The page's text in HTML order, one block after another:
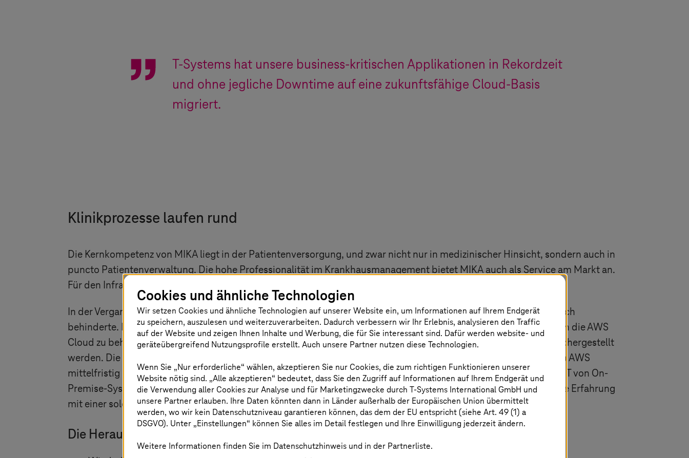
T-Systems hat unsere business-kritischen Applikationen in Rekordzeit
und ohne jegliche Downtime auf eine zukunftsfähige Cloud-Basis
migriert.
Klinikprozesse laufen rund
Die Kernkompetenz von MIKA liegt in der Patientenversorgung, und zwar nicht nur in medizinischer Hinsicht, sondern auch in
puncto Patientenverwaltung. Die hohe Professionalität im Krankhausmanagement bietet MIKA auch als Service am Markt an.
Für den Infrastrukturbetrieb der SAP-Systeme greift der Gesundheitsdienstleister auf externe IT-Provider zurück.
In der Vergangenheit kam es wiederholt zu Ausfällen der klinischen IT, was die Versorgung der Patienten maßgeblich
behinderte. MIKA entschied sich daher, den traditionellen On-Premise-Betrieb durch einen Transfer der Systeme in die AWS
Cloud zu beheben. Damit sollte die Verfügbarkeit der Services, insbesondere für kritische Business-Workloads, sichergestellt
werden. Die Perspektive für eine zukunftsorientierte Aufstellung war klar – insbesondere vor dem Hintergrund, da AWS
mittelfristig eine neue Cloud-Region in Indonesien errichten will. Doch der Transfer der kompletten Krankenhaus-IT von On-
Premise-Systemen in die Public Cloud war eine Herausforderung für das Krankenhaus. Das IT-Personal hatte keine Erfahrung
mit einer solchen Migration.
Die Herausforderung
Cookies und ähnliche Technologien
Wir setzen Cookies und ähnliche Technologien auf unserer Website ein, um Informationen auf Ihrem Endgerät
zu speichern, auszulesen und weiterzuverarbeiten. Dadurch verbessern wir Ihr Erlebnis, analysieren den Traffic
auf der Website und zeigen Ihnen Inhalte und Werbung, die für Sie interessant sind. Dafür werden website- und
geräteübergreifend Nutzungsprofile erstellt. Auch unsere Partner nutzen diese Technologien.
Wenn Sie „Nur erforderliche“ wählen, akzeptieren Sie nur Cookies, die zum richtigen Funktionieren unserer
Website nötig sind. „Alle akzeptieren“ bedeutet, dass Sie den Zugriff auf Informationen auf Ihrem Endgerät und
die Verwendung aller Cookies zur Analyse und für Marketingzwecke durchT-Systems International GmbH und
unsere Partner erlauben. Ihre Daten könnten dann in Länder außerhalb der Europäischen Union übermittelt
werden, wo wir kein Datenschutzniveau garantieren können, das dem der EU entspricht (siehe Art. 49 (1) a
DSGVO). Unter „Einstellungen“ können Sie alles im Detail festlegen und Ihre Einwilligung jederzeit ändern.
Weitere Informationen finden Sie im Datenschutzhinweis und in der Partnerliste.